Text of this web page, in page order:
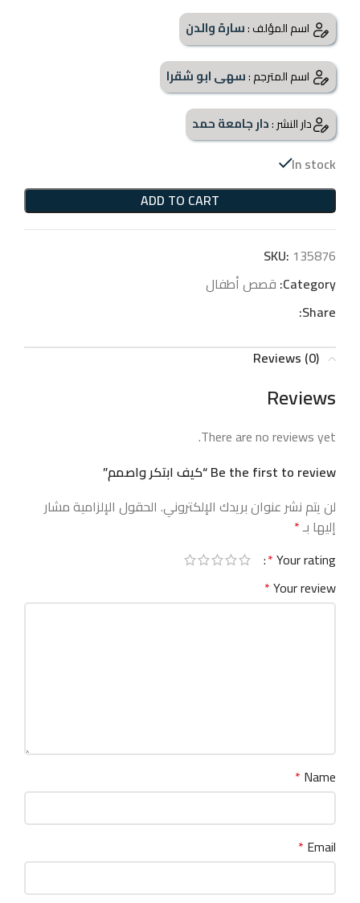
اسم المؤلف :سارة والدن
اسم المترجم :سهى ابو شقرا
دار النشر :دار جامعة حمد
In stock
ADD TO CART
SKU: 135876
Category: قصص أطفال
Share:
Reviews (0)
Reviews
There are no reviews yet.
Be the first to review “كيف ابتكر واصمم”
لن يتم نشر عنوان بريدك الإلكتروني. الحقول الإلزامية مشار
إليها بـ*
Your rating
*
Your review
*
Name
*
Email
*